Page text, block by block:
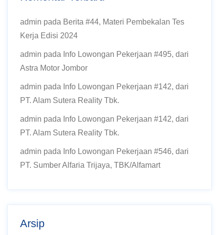
admin pada Berita #44, Materi Pembekalan Tes
Kerja Edisi 2024
admin pada Info Lowongan Pekerjaan #495, dari
Astra Motor Jombor
admin pada Info Lowongan Pekerjaan #142, dari
PT. Alam Sutera Reality Tbk.
admin pada Info Lowongan Pekerjaan #142, dari
PT. Alam Sutera Reality Tbk.
admin pada Info Lowongan Pekerjaan #546, dari
PT. Sumber Alfaria Trijaya, TBK/Alfamart
Arsip